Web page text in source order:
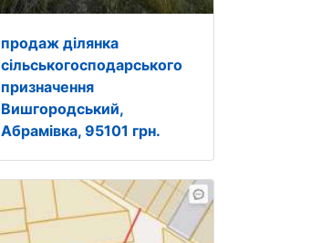
продаж ділянка
сільськогосподарського
призначення
Вишгородський,
Абрамівка, 95101 грн.